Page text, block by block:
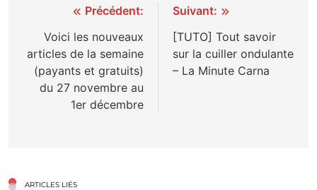
Navigation
l’article
Précédent:
Voici les nouveaux
articles de la semaine
(payants et gratuits)
du 27 novembre au
1er décembre
Suivant:
[TUTO] Tout savoir
sur la cuiller ondulante
– La Minute Carna
ARTICLES LIÉS